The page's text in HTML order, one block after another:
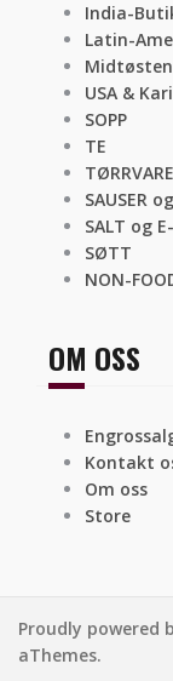
India-
Latin-
USA &
SOPP
TE
SAUSER
SALT og
SØTT
NON-
OM OSS
Kontakt
Om oss
Store
Proudly powered
aThemes.